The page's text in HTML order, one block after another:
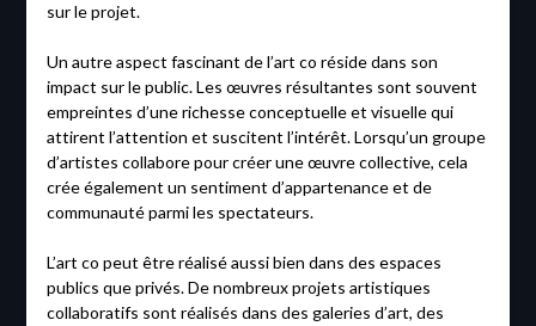
sur le projet.
Un autre aspect fascinant de l’art co réside dans son
impact sur le public. Les œuvres résultantes sont souvent
empreintes d’une richesse conceptuelle et visuelle qui
attirent l’attention et suscitent l’intérêt. Lorsqu’un groupe
d’artistes collabore pour créer une œuvre collective, cela
crée également un sentiment d’appartenance et de
communauté parmi les spectateurs.
L’art co peut être réalisé aussi bien dans des espaces
publics que privés. De nombreux projets artistiques
collaboratifs sont réalisés dans des galeries d’art, des